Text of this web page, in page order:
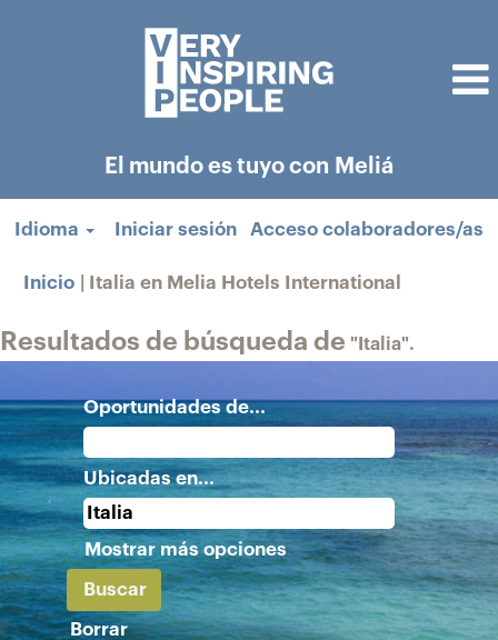
El mundo es tuyo con Meliá
Idioma Iniciar sesión Acceso colaboradores/as
Inicio Italia en Melia Hotels International
Resultados de búsqueda de "Italia".
Oportunidades de...
Ubicadas en...
Mostrar más opciones
Borrar